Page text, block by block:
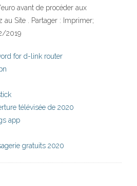
avant de procéder aux
au Site . Partager : Imprimer;
2019
for d-link router
télévisée de 2020
app
gratuits 2020